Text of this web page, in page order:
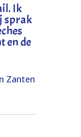
Ik
sprak
en de
Zanten